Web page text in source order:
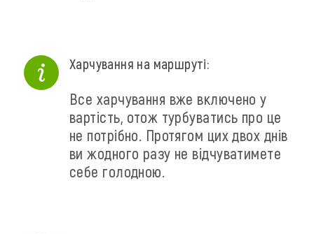
Харчування на маршруті:
Все харчування вже включено у
вартість, отож турбуватись про це
не потрібно. Протягом цих двох днів
ви жодного разу не відчуватимете
себе голодною.